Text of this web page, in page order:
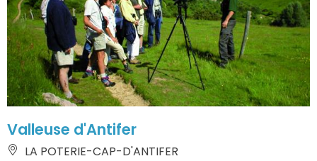
Valleuse d'Antifer
LA POTERIE-CAP-D'ANTIFER